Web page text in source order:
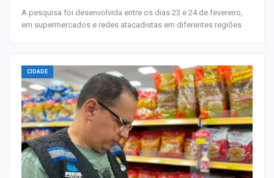
A pesquisa foi desenvolvida entre os dias 23 e 24 de fevereiro,
em supermercados e redes atacadistas em diferentes regiões
CIDADE